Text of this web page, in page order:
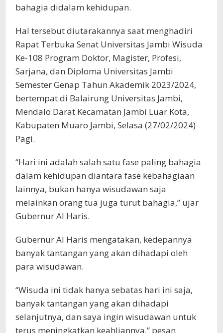
bahagia didalam kehidupan.
Hal tersebut diutarakannya saat menghadiri
Rapat Terbuka Senat Universitas Jambi Wisuda
Ke-108 Program Doktor, Magister, Profesi,
Sarjana, dan Diploma Universitas Jambi
Semester Genap Tahun Akademik 2023/2024,
bertempat di Balairung Universitas Jambi,
Mendalo Darat Kecamatan Jambi Luar Kota,
Kabupaten Muaro Jambi, Selasa (27/02/2024)
Pagi.
“Hari ini adalah salah satu fase paling bahagia
dalam kehidupan diantara fase kebahagiaan
lainnya, bukan hanya wisudawan saja
melainkan orang tua juga turut bahagia,” ujar
Gubernur Al Haris.
Gubernur Al Haris mengatakan, kedepannya
banyak tantangan yang akan dihadapi oleh
para wisudawan.
“Wisuda ini tidak hanya sebatas hari ini saja,
banyak tantangan yang akan dihadapi
selanjutnya, dan saya ingin wisudawan untuk
terus meningkatkan keahliannya,” pesan